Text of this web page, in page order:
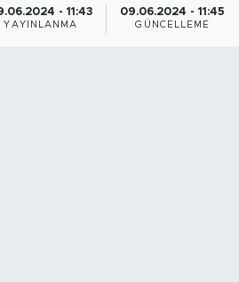
- 11:43
YAYINLANMA
09.06.2024 - 11:45
GÜNCELLEME